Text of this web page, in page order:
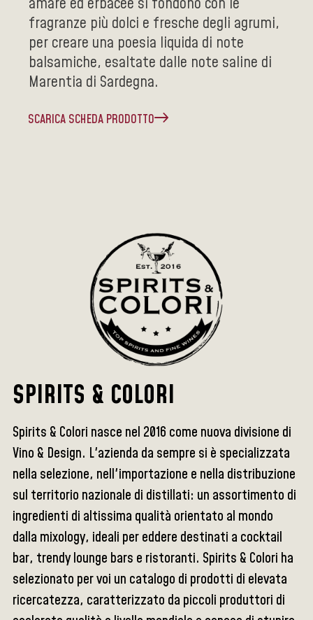
fragranze più dolci e fresche degli agrumi,
per creare una poesia liquida di note
balsamiche, esaltate dalle note saline di
Marentia di Sardegna.
SCARICA SCHEDA PRODOTTO
SPIRITS & COLORI
Spirits & Colori nasce nel 2016 come nuova divisione di
Vino & Design. L'azienda da sempre si è specializzata
nella selezione, nell'importazione e nella distribuzione
sul territorio nazionale di distillati: un assortimento di
ingredienti di altissima qualità orientato al mondo
dalla mixology, ideali per eddere destinati a cocktail
bar, trendy lounge bars e ristoranti. Spirits & Colori ha
selezionato per voi un catalogo di prodotti di elevata
ricercatezza, caratterizzato da piccoli produttori di